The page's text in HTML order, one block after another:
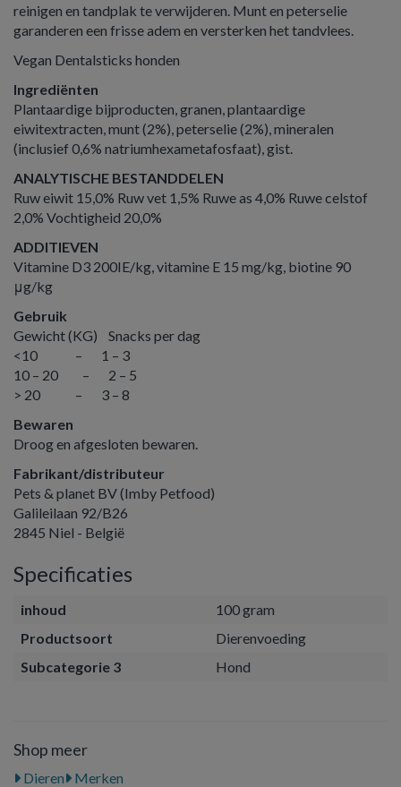
reinigen en tandplak te verwijderen. Munt en peterselie
garanderen een frisse adem en versterken het tandvlees.
Vegan Dentalsticks honden
Ingrediënten
Plantaardige bijproducten, granen, plantaardige
eiwitextracten, munt (2%), peterselie (2%), mineralen
(inclusief 0,6% natriumhexametafosfaat), gist.
ANALYTISCHE BESTANDDELEN
​​​​​​​Ruw eiwit 15,0% Ruw vet 1,5% Ruwe as 4,0% Ruwe celstof
2,0% Vochtigheid 20,0%
ADDITIEVEN
​​​​​​​Vitamine D3 200IE/kg, vitamine E 15 mg/kg, biotine 90
μg/kg
Gebruik
Gewicht (KG) Snacks per dag
<10 – 1 – 3
10 – 20 – 2 – 5
> 20 – 3 – 8
Bewaren
Droog en afgesloten bewaren.
Fabrikant/distributeur
Pets & planet BV (Imby Petfood)
Galileilaan 92/B26
2845 Niel - België
Specificaties
inhoud
100 gram
Productsoort
Dierenvoeding
Subcategorie 3
Hond
Shop meer
Dieren Merken